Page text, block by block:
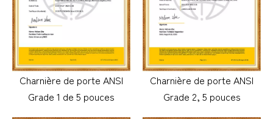
Charnière de porte ANSI
Grade 1 de 5 pouces
Charnière de porte ANSI
Grade 2, 5 pouces